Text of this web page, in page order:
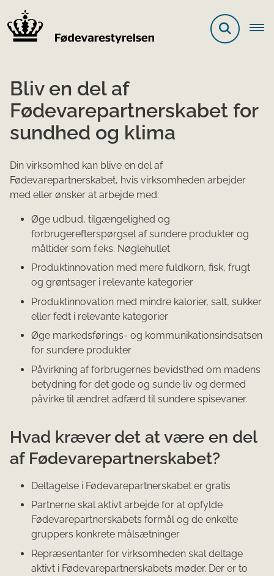
Bliv en del af
Fødevarepartnerskabet for
sundhed og klima
Din virksomhed kan blive en del af
Fødevarepartnerskabet, hvis virksomheden arbejder
med eller ønsker at arbejde med:
Øge udbud, tilgængelighed og
forbrugerefterspørgsel af sundere produkter og
måltider som f.eks. Nøglehullet
Produktinnovation med mere fuldkorn, fisk, frugt
og grøntsager i relevante kategorier
Produktinnovation med mindre kalorier, salt, sukker
eller fedt i relevante kategorier
Øge markedsførings- og kommunikationsindsatsen
for sundere produkter
Påvirkning af forbrugernes bevidsthed om madens
betydning for det gode og sunde liv og dermed
påvirke til ændret adfærd til sundere spisevaner.
Hvad kræver det at være en del
af Fødevarepartnerskabet?
Deltagelse i Fødevarepartnerskabet er gratis
Partnerne skal aktivt arbejde for at opfylde
Fødevarepartnerskabets formål og de enkelte
gruppers konkrete målsætninger
Repræsentanter for virksomheden skal deltage
aktivt i Fødevarepartnerskabets møder. Der er to